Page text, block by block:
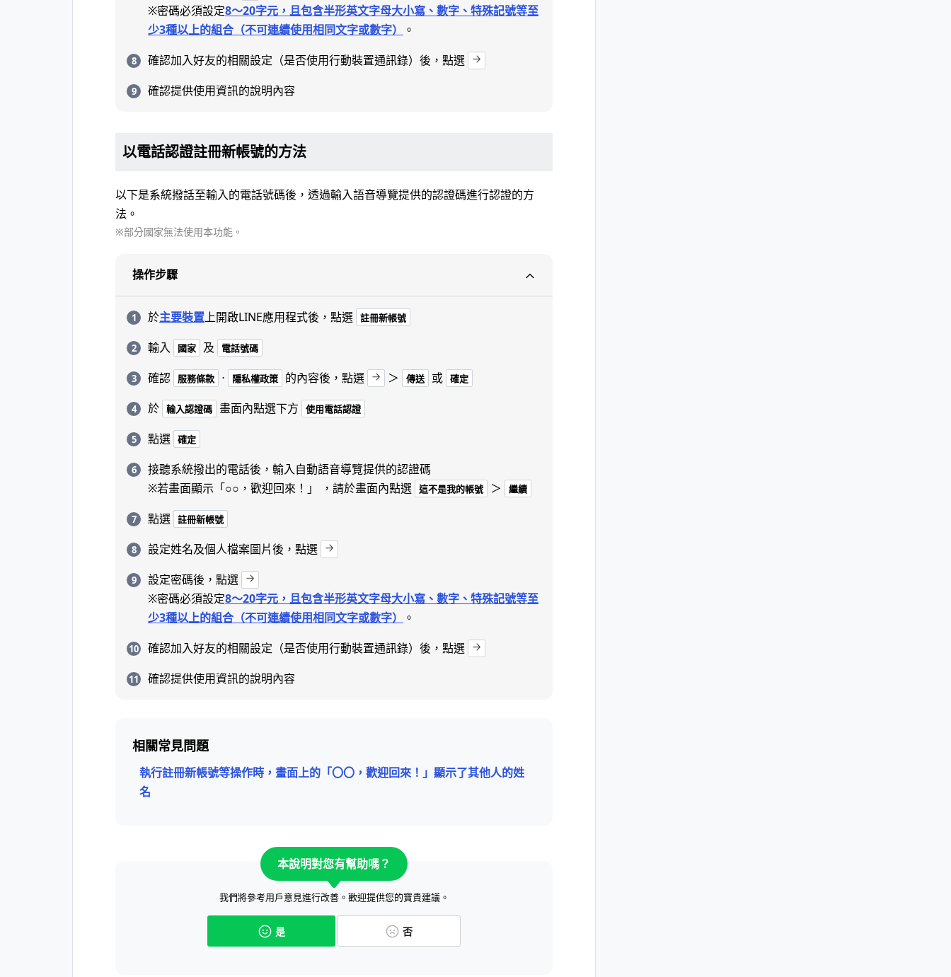
※密碼必須設定8～20字元，且包含半形英文字母大小寫、數字、特殊記號等至
少3種以上的組合（不可連續使用相同文字或數字）
。
確認加入好友的相關設定（是否使用行動裝置通訊錄）後，點選
確認提供使用資訊的說明內容
以電話認證註冊新帳號的方法
以下是系統撥話至輸入的電話號碼後，透過輸入語音導覽提供的認證碼進行認證的方
法。
※部分國家無法使用本功能。
操作步驟
於主要裝置上開啟LINE應用程式後，點選 註冊新帳號
輸入 國家 及 電話號碼
確認 服務條款 ⋅ 隱私權政策 的內容後，點選 ＞ 傳送 或 確定
於 輸入認證碼 畫面內點選下方 使用電話認證
點選 確定
接聽系統撥出的電話後，輸入自動語音導覽提供的認證碼
※若畫面顯示「○○，歡迎回來！」 ，請於畫面內點選 這不是我的帳號 ＞ 繼續
點選 註冊新帳號
設定姓名及個人檔案圖片後，點選
設定密碼後，點選
※密碼必須設定8～20字元，且包含半形英文字母大小寫、數字、特殊記號等至
少3種以上的組合（不可連續使用相同文字或數字）
。
確認加入好友的相關設定（是否使用行動裝置通訊錄）後，點選
確認提供使用資訊的說明內容
相關常見問題
執行註冊新帳號等操作時，畫面上的「〇〇，歡迎回來！」顯示了其他人的姓
名
本說明對您有幫助嗎？
我們將參考用戶意見進行改善。歡迎提供您的寶貴建議。
是 否